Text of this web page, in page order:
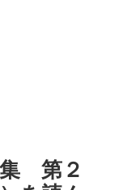
集 第２